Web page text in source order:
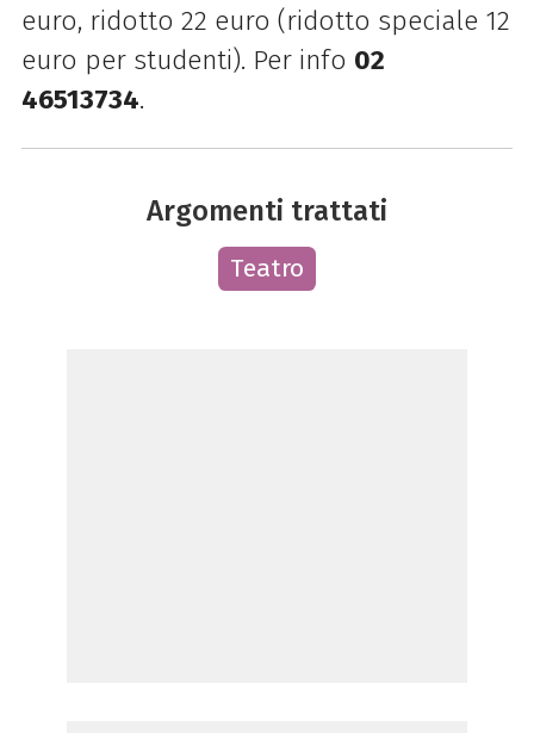
euro, ridotto 22 euro (ridotto speciale 12
euro per studenti). Per info 02
46513734.
Argomenti trattati
Teatro